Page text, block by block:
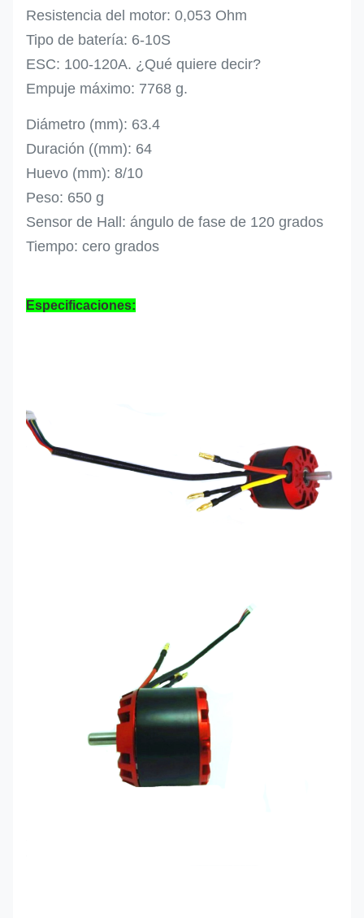
Resistencia del motor: 0,053 Ohm
Tipo de batería: 6-10S
ESC: 100-120A. ¿Qué quiere decir?
Empuje máximo: 7768 g.
Diámetro (mm): 63.4
Duración ((mm): 64
Huevo (mm): 8/10
Peso: 650 g
Sensor de Hall: ángulo de fase de 120 grados
Tiempo: cero grados
Especificaciones: